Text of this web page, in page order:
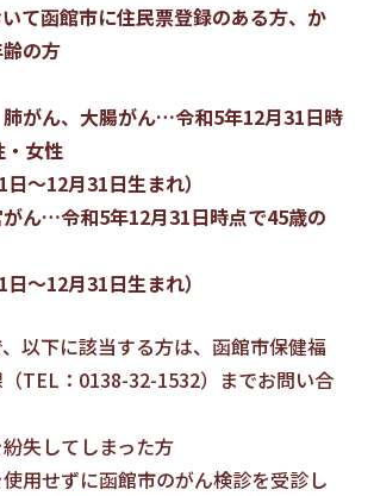
て函館市に住民票登録のある方、か
の方
肺がん、大腸がん…令和5年12月31日時
・女性
日～12月31日生まれ）
がん…令和5年12月31日時点で45歳の
日～12月31日生まれ）
以下に該当する方は、函館市保健福
TEL：0138-32-1532）までお問い合
失してしまった方
使用せずに函館市のがん検診を受診し